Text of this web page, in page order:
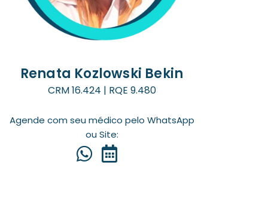
Renata Kozlowski Bekin
CRM 16.424 | RQE 9.480
Agende com seu médico pelo WhatsApp
ou Site: